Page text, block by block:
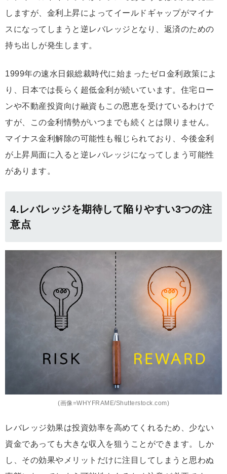
しますが、 金利上昇によってイールドギャップがマイナ
スになってしまうと逆レバレッジとなり、返済のための
持ち出しが発生します。
1999年の速水日銀総裁時代に始まったゼロ金利政策によ
り、日本では長らく超低金利が続いています。住宅ロー
ンや不動産投資向け融資もこの恩恵を受けているわけで
すが、この金利情勢がいつまでも続くとは限りません。
マイナス金利解除の可能性も報じられており、今後金利
が上昇局面に入ると逆レバレッジになってしまう可能性
があります。
4.レバレッジを期待して陥りやすい3つの注
意点
(画像=WHYFRAME/Shutterstock.com)
レバレッジ効果は投資効率を高めてくれるため、少ない
資金であっても大きな収入を狙うことができます。しか
し、その効果やメリットだけに注目してしまうと思わぬ